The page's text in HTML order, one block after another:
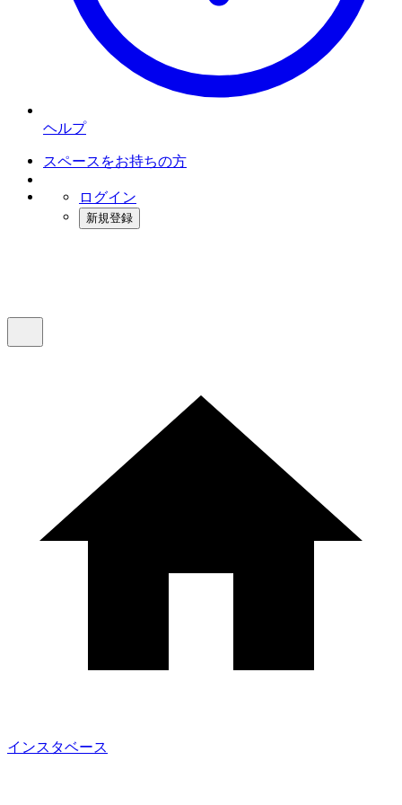
ヘルプ
スペースをお持ちの方
ログイン
新規登録
インスタベース